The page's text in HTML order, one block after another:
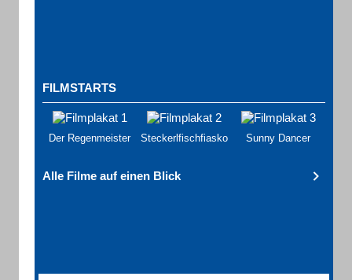
FILMSTARTS
Der Regenmeister Steckerlfischfiasko Sunny Dancer
Alle Filme auf einen Blick